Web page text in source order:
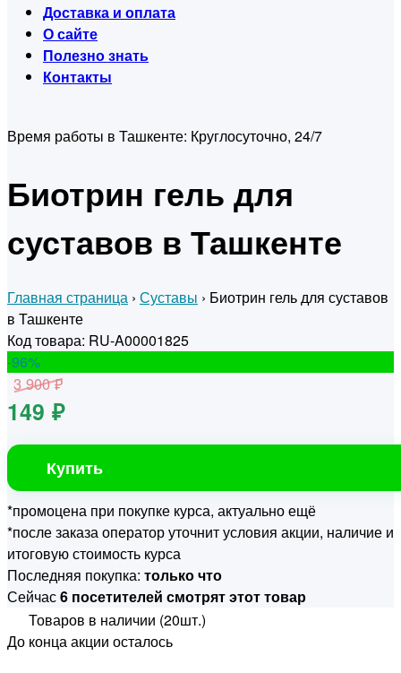
Доставка и оплата
О сайте
Полезно знать
Контакты
Время работы в Ташкенте: Круглосуточно, 24/7
Биотрин гель для
суставов в Ташкенте
Главная страница › Суставы › Биотрин гель для суставов
в Ташкенте
Код товара: RU-A00001825
-96%
3 900 ₽
149 ₽
Купить
*промоцена при покупке курса, актуально ещё
*после заказа оператор уточнит условия акции, наличие и
итоговую стоимость курса
Последняя покупка: только что
Сейчас6 посетителей смотрят этот товар
Товаров в наличии (20шт.)
До конца акции осталось